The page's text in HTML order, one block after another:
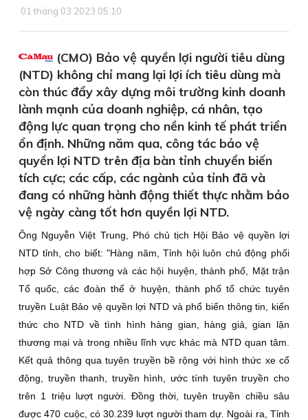
01 tháng 03 2023 05:10
(CMO) Bảo vệ quyền lợi người tiêu dùng
(NTD) không chỉ mang lại lợi ích tiêu dùng mà
còn thúc đẩy xây dựng môi trường kinh doanh
lành mạnh của doanh nghiệp, cá nhân, tạo
động lực quan trọng cho nền kinh tế phát triển
ổn định. Những năm qua, công tác bảo vệ
quyền lợi NTD trên địa bàn tỉnh chuyển biến
tích cực; các cấp, các ngành của tỉnh đã và
đang có những hành động thiết thực nhằm bảo
vệ ngày càng tốt hơn quyền lợi NTD.
Ông Nguyễn Việt Trung, Phó chủ tịch Hội Bảo vệ quyền lợi
NTD tỉnh, cho biết: "Hàng năm, Tỉnh hội luôn chủ động phối
hợp Sở Công thương và các hội huyện, thành phố, Mặt trận
Tổ quốc, các đoàn thể ở huyện, thành phố tổ chức tuyên
truyền Luật Bảo vệ quyền lợi NTD và phổ biến thông tin, kiến
thức cho NTD về tình hình hàng gian, hàng giả, gian lận
thương mại và trong nhiều lĩnh vực khác mà NTD quan tâm.
Kết quả thông qua tuyên truyền bề rộng với hình thức xe cổ
động, truyền thanh, truyền hình, ước tính tuyên truyền cho
trên 1 triệu lượt người. Ðồng thời, tuyên truyền chiều sâu
được 470 cuộc, có 30.239 lượt người tham dự. Ngoài ra, Tỉnh